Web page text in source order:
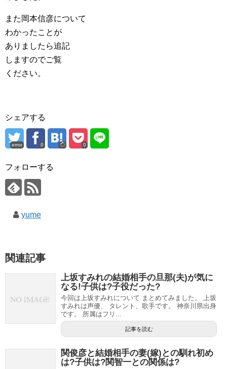
また岡本信彦について
わかったことが
ありましたら追記
しますのでご覧
ください。
シェアする
error 0 0
フォローする
yume
関連記事
上坂すみれの結婚相手の旦那(夫)が気に
なる!子供は?子役だった?
今回は上坂すみれについて まとめてみました。 上坂
すみれは声優、 タレント、歌手です。 神奈川県出身
です。 所属はフリ...
記事を読む
関俊彦と結婚相手の妻(嫁)との馴れ初め
は?子供は?関智一との関係は?